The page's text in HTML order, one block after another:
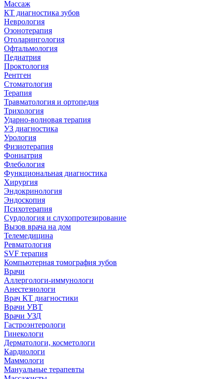
Массаж
КТ диагностика зубов
Неврология
Озонотерапия
Отоларингология
Офтальмология
Педиатрия
Проктология
Рентген
Стоматология
Терапия
Травматология и ортопедия
Трихология
Ударно-волновая терапия
УЗ диагностика
Урология
Физиотерапия
Фониатрия
Флебология
Функциональная диагностика
Хирургия
Эндокринология
Эндоскопия
Психотерапия
Сурдология и слухопротезирование
Вызов врача на дом
Телемедицина
Ревматология
SVF терапия
Компьютерная томография зубов
Врачи
Аллергологи-иммунологи
Анестезиологи
Врач КТ диагностики
Врачи УВТ
Врачи УЗД
Гастроэнтерологи
Гинекологи
Дерматологи, косметологи
Кардиологи
Маммологи
Мануальные терапевты